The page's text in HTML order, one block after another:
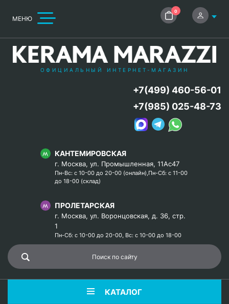
МЕНЮ
0
ОФИЦИАЛЬНЫЙ ИНТЕРНЕТ-МАГАЗИН
КАНТЕМИРОВСКАЯ
г. Москва, ул. Промышленная, 11Ас47
Пн-Вс: с 10-00 до 20-00 (онлайн),Пн-Сб: с 11-00
до 18-00 (склад)
ПРОЛЕТАРСКАЯ
г. Москва, ул. Воронцовская, д. 36, стр.
1
Пн-Сб: с 10-00 до 20-00, Вс: с 10-00 до 18-00
+7(499) 460-56-01
+7(985) 025-48-73
КАТАЛОГ